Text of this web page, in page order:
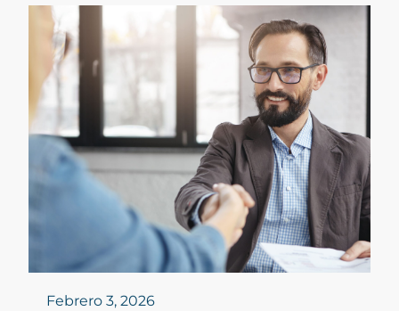
Febrero 3, 2026